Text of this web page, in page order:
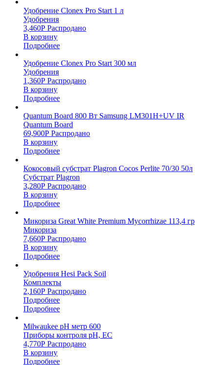
Удобрение Clonex Pro Start 1 л
Удобрения
3,460Р Распродано
В корзину
Подробнее
Удобрение Clonex Pro Start 300 мл
Удобрения
1,360Р Распродано
В корзину
Подробнее
Quantum Board 800 Вт Samsung LM301H+UV IR
Quantum Board
69,900Р Распродано
В корзину
Подробнее
Кокосовый субстрат Plagron Cocos Perlite 70/30 50л
Субстрат Plagron
3,280Р Распродано
В корзину
Подробнее
Микориза Great White Premium Mycorrhizae 113,4 гр
Микориза
7,660Р Распродано
В корзину
Подробнее
Удобрения Hesi Pack Soil
Комплекты
2,160Р Распродано
Подробнее
Подробнее
Milwaukee pH метр 600
Приборы контроля pH, EC
4,770Р Распродано
В корзину
Подробнее